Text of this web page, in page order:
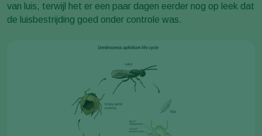
van luis, terwijl het er een paar dagen eerder nog op leek dat
de luisbestrijding goed onder controle was.